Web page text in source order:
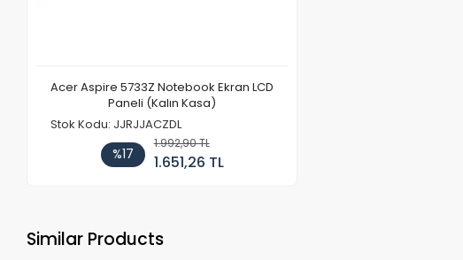
Acer Aspire 5733Z Notebook Ekran LCD
Paneli (Kalın Kasa)
Stok Kodu: JJRJJACZDL
%17
1.992,90 TL
1.651,26 TL
Similar Products